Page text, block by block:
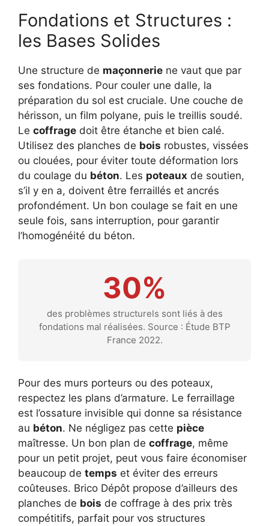
Fondations et Structures :
les Bases Solides
Une structure de maçonnerie ne vaut que par
ses fondations. Pour couler une dalle, la
préparation du sol est cruciale. Une couche de
hérisson, un film polyane, puis le treillis soudé.
Le coffrage doit être étanche et bien calé.
Utilisez des planches de bois robustes, vissées
ou clouées, pour éviter toute déformation lors
du coulage du béton. Les poteaux de soutien,
s’il y en a, doivent être ferraillés et ancrés
profondément. Un bon coulage se fait en une
seule fois, sans interruption, pour garantir
l’homogénéité du béton.
30%
des problèmes structurels sont liés à des
fondations mal réalisées. Source : Étude BTP
France 2022.
Pour des murs porteurs ou des poteaux,
respectez les plans d’armature. Le ferraillage
est l’ossature invisible qui donne sa résistance
au béton. Ne négligez pas cette pièce
maîtresse. Un bon plan de coffrage, même
pour un petit projet, peut vous faire économiser
beaucoup de temps et éviter des erreurs
coûteuses. Brico Dépôt propose d’ailleurs des
planches de bois de coffrage à des prix très
compétitifs, parfait pour vos structures